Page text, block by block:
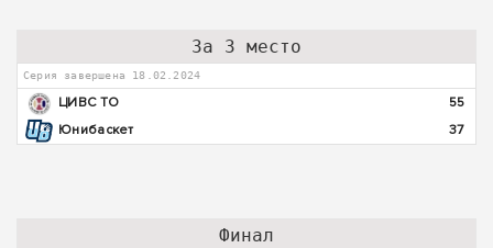
За 3 место
Серия завершена 18.02.2024
ЦИВС ТО
55
Юнибаскет
37
Финал